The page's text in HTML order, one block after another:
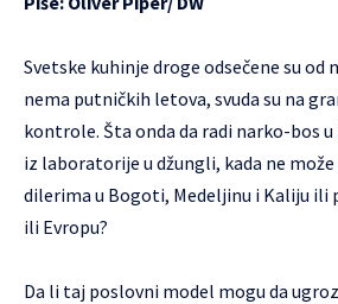
Svetske kuhinje droge odsečene su od
nema putničkih letova, svuda su na
kontrole. Šta onda da radi narko-bos
iz laboratorije u džungli, kada ne može
dilerima u Bogoti, Medeljinu i Kaliju ili
ili Evropu?
Da li taj poslovni model mogu da